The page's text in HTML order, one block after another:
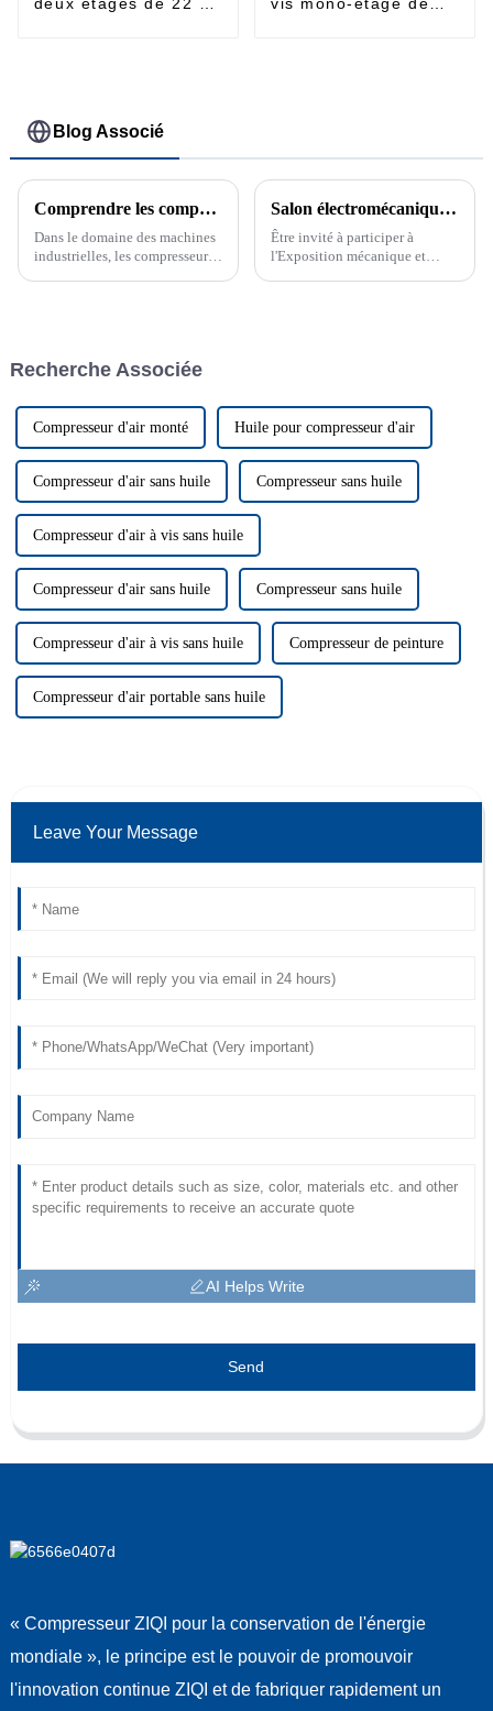
deux étages de 22 à
vis mono-étagé de
Blog Associé
Comprendre les compresseurs à vis à injection d'huile : fonctionnalité et objectif
Dans le domaine des machines
industrielles, les compresseurs
Parmi les différents types ...
Salon électromécanique Asie-Europe 2019 du Xinjiang
Être invité à participer à
l'Exposition mécanique et
Recherche Associée
Compresseur d'air monté Huile pour compresseur d'air
Compresseur d'air sans huile Compresseur sans huile
Compresseur d'air à vis sans huile
Compresseur d'air sans huile Compresseur sans huile
Compresseur d'air à vis sans huile Compresseur de peinture
Compresseur d'air portable sans huile
Leave Your Message
AI Helps Write
Send
« Compresseur ZIQI pour la conservation de l'énergie
mondiale », le principe est le pouvoir de promouvoir
l'innovation continue ZIQI et de fabriquer rapidement un